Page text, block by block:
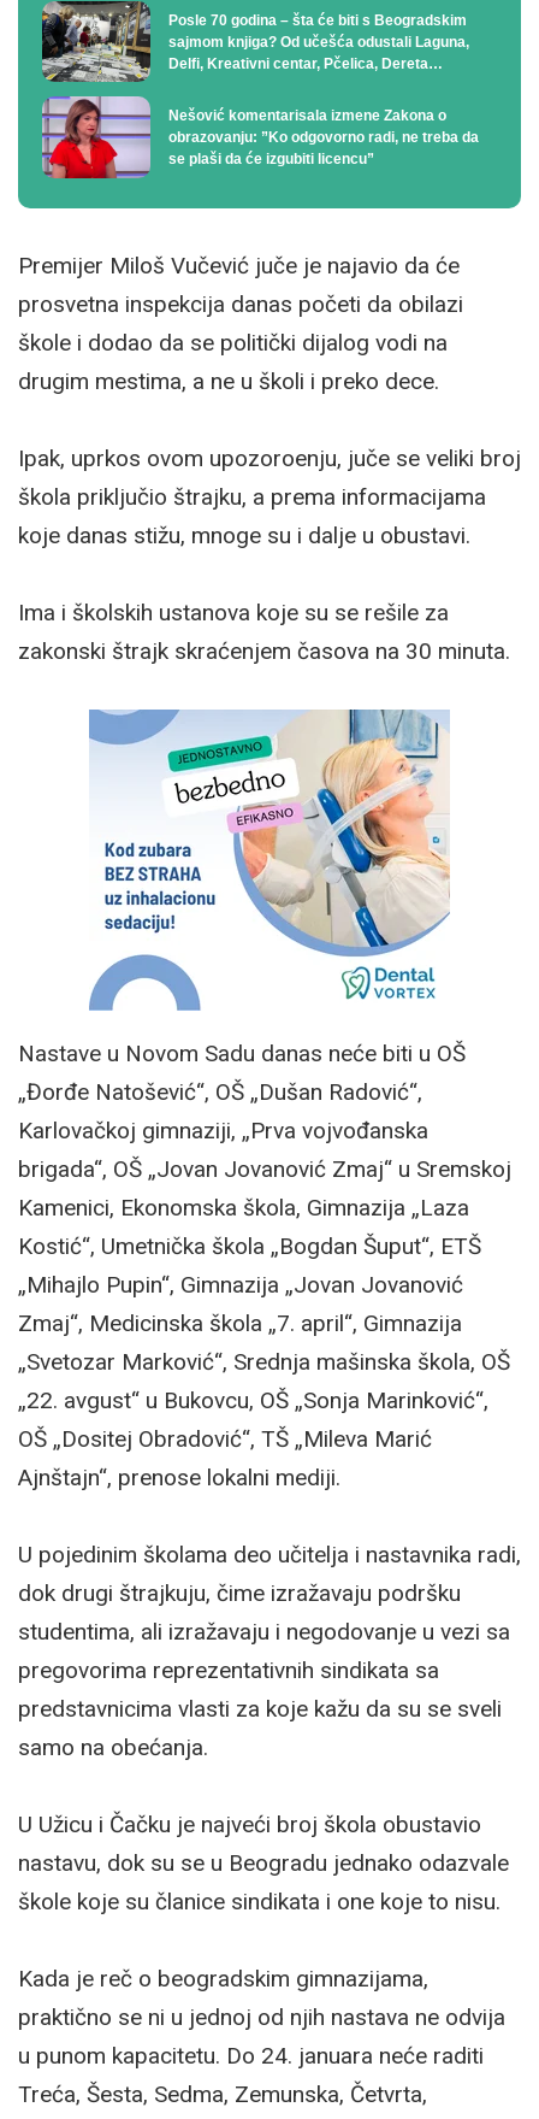
Posle 70 godina – šta će biti s Beogradskim
sajmom knjiga? Od učešća odustali Laguna,
Delfi, Kreativni centar, Pčelica, Dereta…
Nešović komentarisala izmene Zakona o
obrazovanju: ”Ko odgovorno radi, ne treba da
se plaši da će izgubiti licencu”
Premijer Miloš Vučević juče je najavio da će
prosvetna inspekcija danas početi da obilazi
škole i dodao da se politički dijalog vodi na
drugim mestima, a ne u školi i preko dece.
Ipak, uprkos ovom upozoroenju, juče se veliki broj
škola priključio štrajku, a prema informacijama
koje danas stižu, mnoge su i dalje u obustavi.
Ima i školskih ustanova koje su se rešile za
zakonski štrajk skraćenjem časova na 30 minuta.
Nastave u Novom Sadu danas neće biti u OŠ
„Đorđe Natošević“, OŠ „Dušan Radović“,
Karlovačkoj gimnaziji, „Prva vojvođanska
brigada“, OŠ „Jovan Jovanović Zmaj“ u Sremskoj
Kamenici, Ekonomska škola, Gimnazija „Laza
Kostić“, Umetnička škola „Bogdan Šuput“, ETŠ
„Mihajlo Pupin“, Gimnazija „Jovan Jovanović
Zmaj“, Medicinska škola „7. april“, Gimnazija
„Svetozar Marković“, Srednja mašinska škola, OŠ
„22. avgust“ u Bukovcu, OŠ „Sonja Marinković“,
OŠ „Dositej Obradović“, TŠ „Mileva Marić
Ajnštajn“, prenose lokalni mediji.
U pojedinim školama deo učitelja i nastavnika radi,
dok drugi štrajkuju, čime izražavaju podršku
studentima, ali izražavaju i negodovanje u vezi sa
pregovorima reprezentativnih sindikata sa
predstavnicima vlasti za koje kažu da su se sveli
samo na obećanja.
U Užicu i Čačku je najveći broj škola obustavio
nastavu, dok su se u Beogradu jednako odazvale
škole koje su članice sindikata i one koje to nisu.
Kada je reč o beogradskim gimnazijama,
praktično se ni u jednoj od njih nastava ne odvija
u punom kapacitetu. Do 24. januara neće raditi
Treća, Šesta, Sedma, Zemunska, Četvrta,